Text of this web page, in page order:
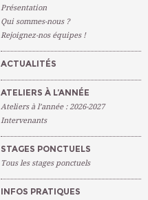
Présentation
Qui sommes-nous ?
Rejoignez-nos équipes !
ACTUALITÉS
ATELIERS À L’ANNÉE
Ateliers à l’année : 2026-2027
Intervenants
STAGES PONCTUELS
Tous les stages ponctuels
INFOS PRATIQUES